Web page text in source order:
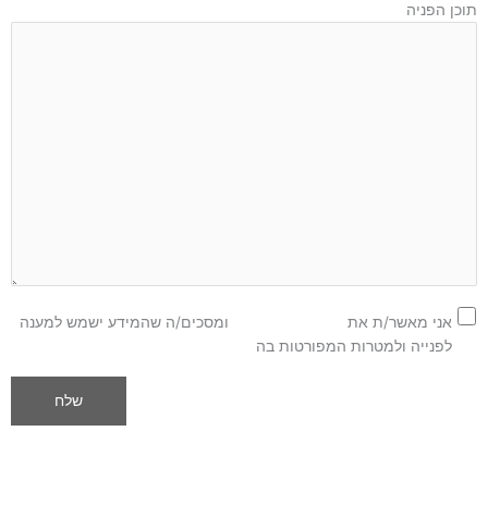
תוכן הפניה
אני מאשר/ת את
ומסכים/ה שהמידע ישמש למענה
לפנייה ולמטרות המפורטות בה